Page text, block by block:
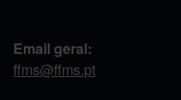
Email geral:
ffms@ffms.pt